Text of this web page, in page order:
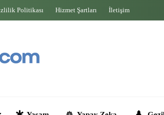
Politikası Hizmet Şartları İletişim